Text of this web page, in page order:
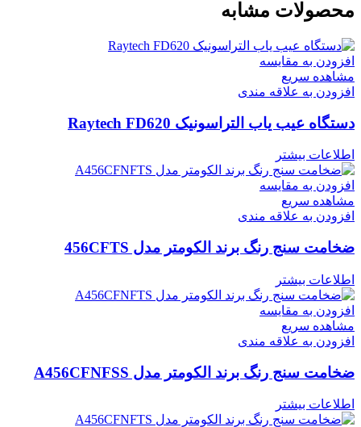
محصولات مشابه
افزودن به مقایسه
مشاهده سریع
افزودن به علاقه مندی
دستگاه عیب یاب التراسونیک Raytech FD620
اطلاعات بیشتر
افزودن به مقایسه
مشاهده سریع
افزودن به علاقه مندی
ضخامت سنج رنگ برند الکومتر مدل 456CFTS
اطلاعات بیشتر
افزودن به مقایسه
مشاهده سریع
افزودن به علاقه مندی
ضخامت سنج رنگ برند الکومتر مدل A456CFNFSS
اطلاعات بیشتر